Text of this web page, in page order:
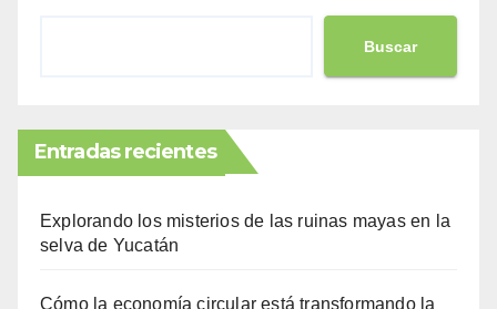
Buscar
Entradas recientes
Explorando los misterios de las ruinas mayas en la
selva de Yucatán
Cómo la economía circular está transformando la